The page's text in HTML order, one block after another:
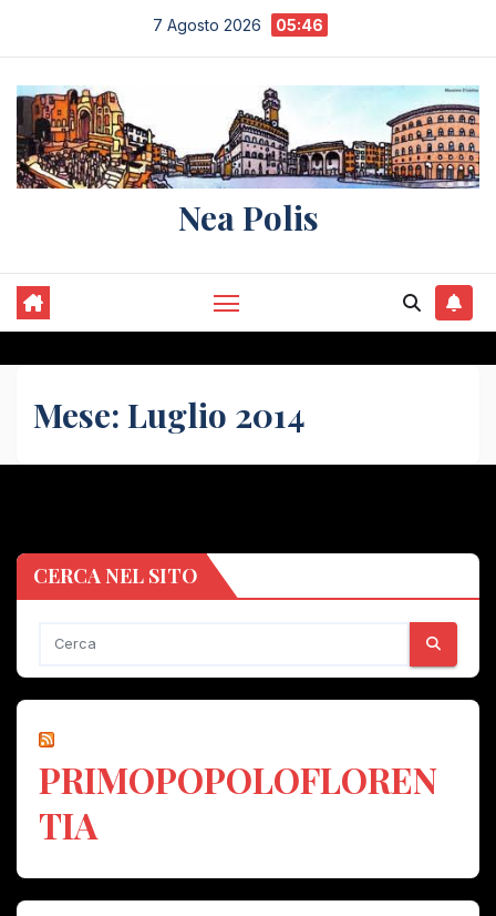
contenuto
7 Agosto 2026 05:46
Nea Polis
Mese: Luglio 2014
CERCA NEL SITO
PRIMOPOPOLOFLOREN
TIA